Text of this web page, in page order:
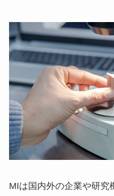
MIは国内外の企業や研究